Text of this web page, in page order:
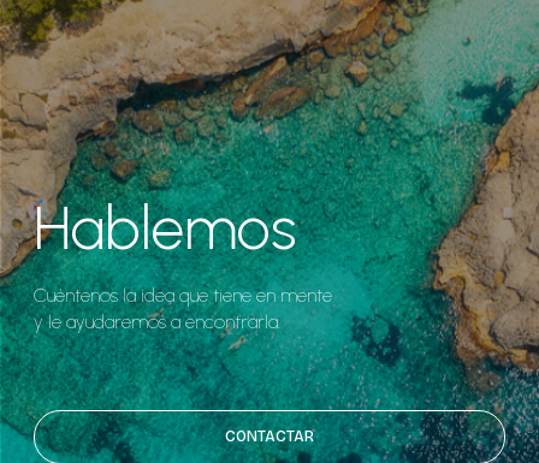
Hablemos
Cuéntenos la idea que tiene en mente
y le ayudaremos a encontrarla.
CONTACTAR